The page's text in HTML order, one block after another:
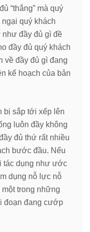
“thắng” mà quý
quý khách
đầy đủ gì đề
đầy đủ quý khách
về đầy đủ gì đang
kế hoạch của bản
bị sắp tới xếp lên
luôn đầy không
đủ thứ rất nhiều
bước đầu. Nếu
tác dụng như ước
dụng nỗ lực nỗ
trong những
đoạn đang cướp